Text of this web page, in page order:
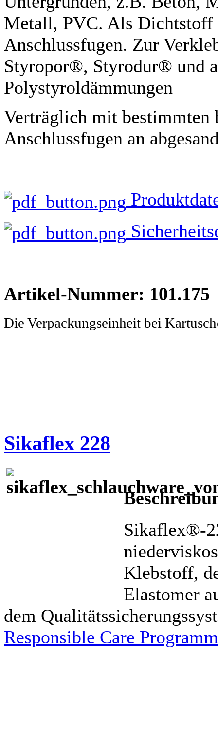
Metall, PVC. Als
Anschlussfugen. Zur
Styropor®, Styrodur® und
Polystyroldämmungen
Verträglich mit bestimmten
Anschlussfugen an
Artikel-Nummer:
Die Verpackungseinheit bei
Sikaflex 228
Sikaflex®-
Klebstoff,
Elastomer
dem
Responsible Care Programm